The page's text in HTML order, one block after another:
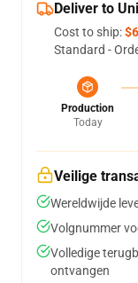
Deliver to
Cost to ship:
Standard -
Production
Today
Veilige
Wereldwijde
Volgnummer
Volledige
ontvangen